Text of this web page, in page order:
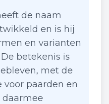
de naam
en is hij
en varianten
betekenis is
met de
voor paarden en